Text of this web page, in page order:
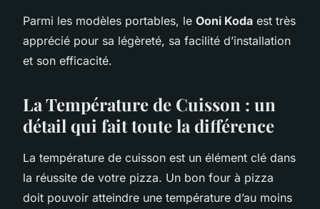
Parmi les modèles portables, le Ooni Koda est très
apprécié pour sa légèreté, sa facilité d’installation
et son efficacité.
La Température de Cuisson : un
détail qui fait toute la différence
La température de cuisson est un élément clé dans
la réussite de votre pizza. Un bon four à pizza
doit pouvoir atteindre une température d’au moins